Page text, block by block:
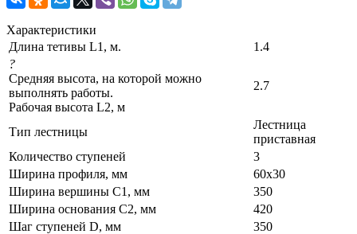
Характеристики
Длина тетивы L1, м.
1.4
?
Средняя высота, на которой можно
выполнять работы.
Рабочая высота L2, м
2.7
Тип лестницы
Лестница
приставная
Количество ступеней
3
Ширина профиля, мм
60х30
Ширина вершины С1, мм
350
Ширина основания C2, мм
420
Шаг ступеней D, мм
350